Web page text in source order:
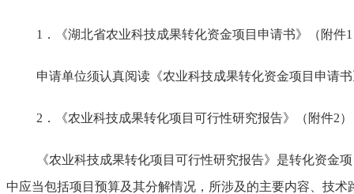
1．《湖北省农业科技成果转化资金项目申请书》（附件
申请单位须认真阅读《农业科技成果转化资金项目申请
2．《农业科技成果转化项目可行性研究报告》（附件2）
《农业科技成果转化项目可行性研究报告》是转化资金
中应当包括项目预算及其分解情况，所涉及的主要内容、技